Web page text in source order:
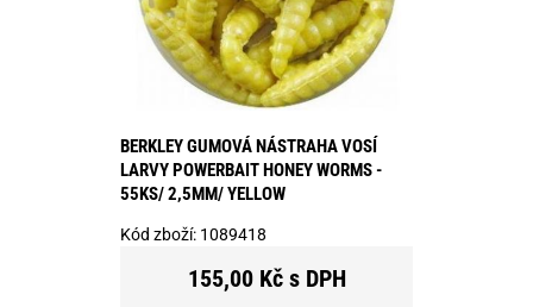
BERKLEY GUMOVÁ NÁSTRAHA VOSÍ
LARVY POWERBAIT HONEY WORMS -
55KS/ 2,5MM/ YELLOW
Kód zboží: 1089418
155,00 Kč s DPH